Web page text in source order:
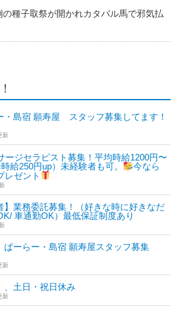
の種子取祭が開かれカタバル馬で邪気払
・島宿 願寿屋 スタッフ募集してます！
新
ージセラピスト募集！平均時給1200円〜
時給250円up）未経験者も可。
今なら
レゼント
】業務委託募集！（好きな時に好きなだ
車通勤OK）最低保証制度あり
ぱーらー・島宿 願寿屋スタッフ募集
新
、土日・祝日休み
新